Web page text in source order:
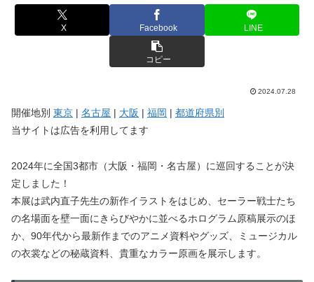
X Facebook LINE
コピー
2024.07.28
開催地別 東京 | 名古屋 | 大阪 | 福岡 | 都道府県別
当サイトは広告を利用してます
2024年に全国3都市（大阪・福岡・名古屋）に巡回することが決
定しました！
本展は武内直子先生の新作イラストをはじめ、セーラー戦士たち
の名場面を壁一面にきらびやかに並べるホログラム原稿展示のほ
か、90年代から最新作までのアニメ資料やグッズ、ミュージカル
の衣裳などの秘蔵資料、貴重なカラー原画を展示します。